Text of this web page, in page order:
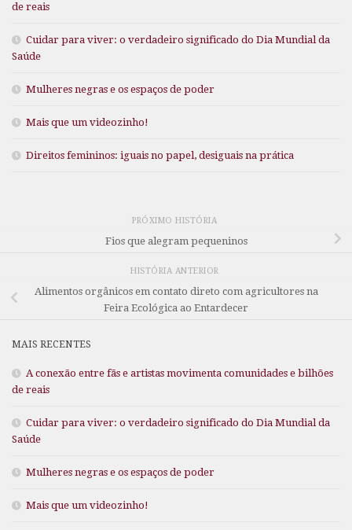
de reais
Cuidar para viver: o verdadeiro significado do Dia Mundial da
Saúde
Mulheres negras e os espaços de poder
Mais que um videozinho!
Direitos femininos: iguais no papel, desiguais na prática
PRÓXIMO HISTÓRIA
Fios que alegram pequeninos
HISTÓRIA ANTERIOR
Alimentos orgânicos em contato direto com agricultores na
Feira Ecológica ao Entardecer
MAIS RECENTES
A conexão entre fãs e artistas movimenta comunidades e bilhões
de reais
Cuidar para viver: o verdadeiro significado do Dia Mundial da
Saúde
Mulheres negras e os espaços de poder
Mais que um videozinho!